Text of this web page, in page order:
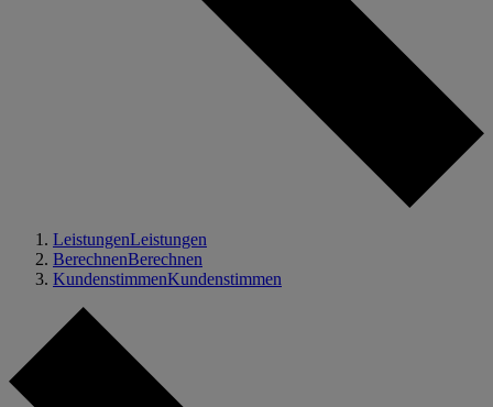
LeistungenLeistungen
BerechnenBerechnen
KundenstimmenKundenstimmen